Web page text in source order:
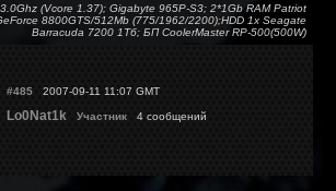
(Vcore 1.37); Gigabyte 965P-S3; 2*1Gb RAM Patriot
8800GTS/512Mb (775/1962/2200);HDD 1x Seagate
Barracuda 7200 1Тб; БП CoolerMaster RP-500(500W)
#485 2007-09-11 11:07 GMT
Lo0Nat1k Участник 4 сообщений